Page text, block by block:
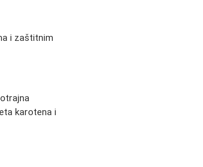
i zaštitnim
karotena i